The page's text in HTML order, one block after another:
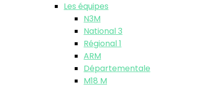
Les équipes
N3M
National 3
Régional 1
ARM
Départementale
M18 M